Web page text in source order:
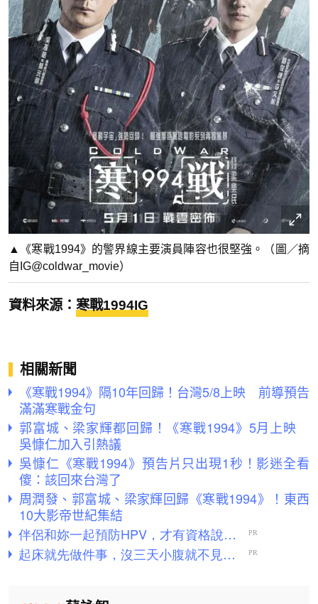
▲《寒戰1994》的警界線主要演員陣容也很堅強。（圖／摘
自IG@coldwar_movie）
資料來源： 寒戰1994IG
相關新聞
《寒戰1994》隔10年回歸！台灣5/8上映 前導預告
滿滿寒戰金句
郭富城、梁家輝都回歸！《寒戰1994》5月上映
吳慷仁加入引熱議
吳慷仁《寒戰1994》預告片只出現1秒！影迷全看
傻：該回來台灣了
周潤發、郭富城、梁家輝回歸《寒戰1994》！東西
10大影帝世紀集結